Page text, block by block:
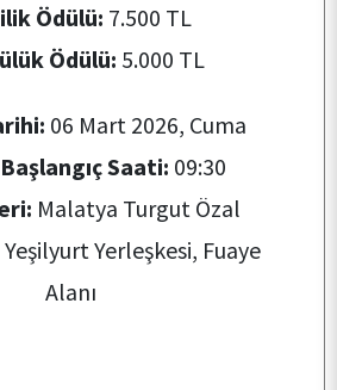
Ödülü: 7.500 TL
Ödülü: 5.000 TL
06 Mart 2026, Cuma
Saati: 09:30
Malatya Turgut Özal
Yerleşkesi, Fuaye
Alanı